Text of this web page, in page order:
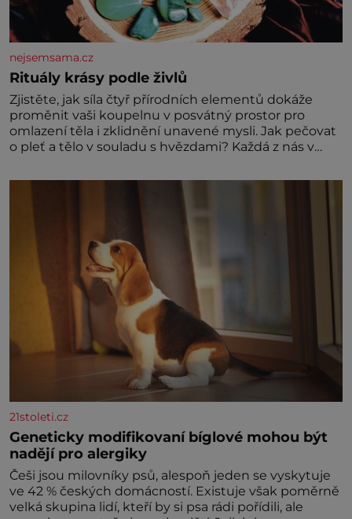
nejsemsama.cz
Rituály krásy podle živlů
Zjistěte, jak síla čtyř přírodních elementů dokáže
proměnit vaši koupelnu v posvátný prostor pro
omlazení těla i zklidnění unavené mysli. Jak pečovat
o pleť a tělo v souladu s hvězdami? Každá z nás v
naší povaze, ale i v potřebách naší pokožky. Ohnivá
znamení Ženy narozené ve znamení Berana, Lva a
Střelce v sobě nesou žár, odvahu a neutuchající elán.
21stoleti.cz
Geneticky modifikovaní bíglové mohou být
nadějí pro alergiky
Češi jsou milovníky psů, alespoň jeden se vyskytuje
ve 42 % českých domácností. Existuje však poměrně
velká skupina lidí, kteří by si psa rádi pořídili, ale